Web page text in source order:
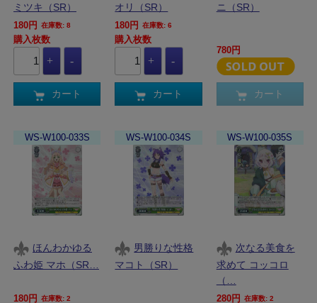
ミツキ（SR）
180円 在庫数: 8
購入枚数
カート
オリ（SR）
180円 在庫数: 6
購入枚数
カート
ニ（SR）
780円
カート
WS-W100-033S
ほんわかゆる
ふわ姫 マホ（SR…
180円 在庫数: 2
WS-W100-034S
男勝りな性格
マコト（SR）
WS-W100-035S
次なる美食を
求めて コッコロ
（…
280円 在庫数: 2